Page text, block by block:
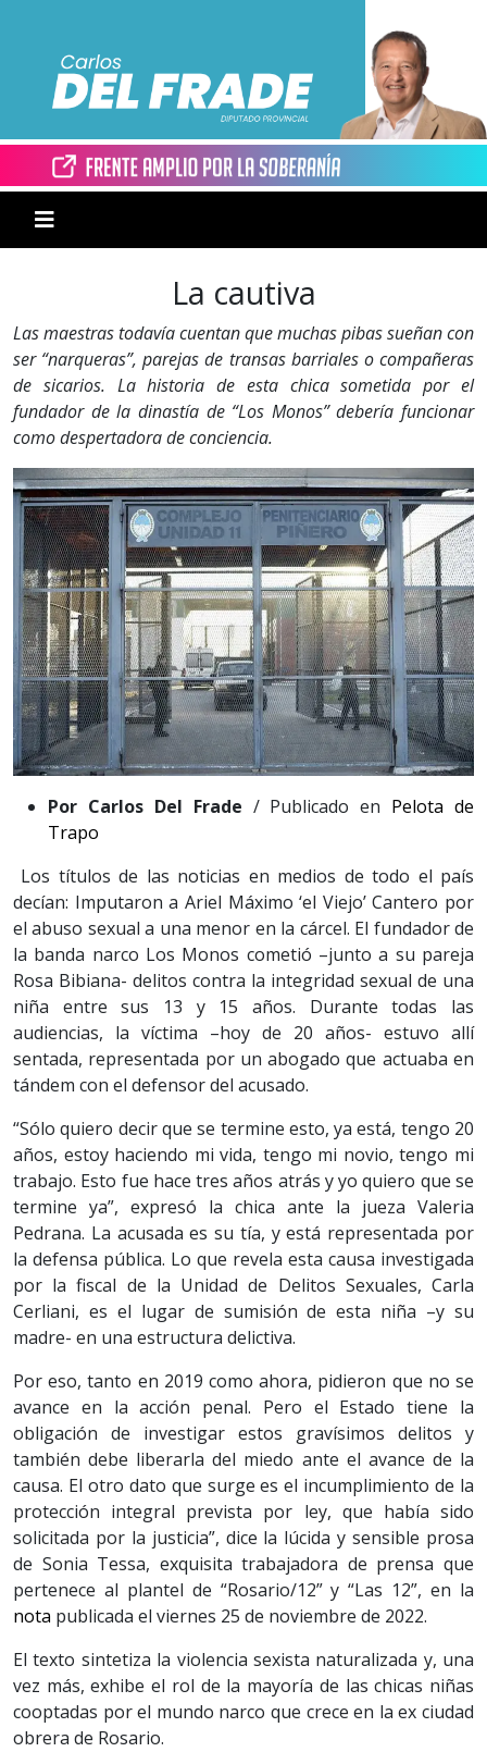
La cautiva
Las maestras todavía cuentan que muchas pibas sueñan con
ser “narqueras”, parejas de transas barriales o compañeras
de sicarios. La historia de esta chica sometida por el
fundador de la dinastía de “Los Monos” debería funcionar
como despertadora de conciencia.
Por Carlos Del Frade / Publicado en Pelota de
Trapo
Los títulos de las noticias en medios de todo el país
decían: Imputaron a Ariel Máximo ‘el Viejo’ Cantero por
el abuso sexual a una menor en la cárcel. El fundador de
la banda narco Los Monos cometió –junto a su pareja
Rosa Bibiana- delitos contra la integridad sexual de una
niña entre sus 13 y 15 años. Durante todas las
audiencias, la víctima –hoy de 20 años- estuvo allí
sentada, representada por un abogado que actuaba en
tándem con el defensor del acusado.
“Sólo quiero decir que se termine esto, ya está, tengo 20
años, estoy haciendo mi vida, tengo mi novio, tengo mi
trabajo. Esto fue hace tres años atrás y yo quiero que se
termine ya”, expresó la chica ante la jueza Valeria
Pedrana. La acusada es su tía, y está representada por
la defensa pública. Lo que revela esta causa investigada
por la fiscal de la Unidad de Delitos Sexuales, Carla
Cerliani, es el lugar de sumisión de esta niña –y su
madre- en una estructura delictiva.
Por eso, tanto en 2019 como ahora, pidieron que no se
avance en la acción penal. Pero el Estado tiene la
obligación de investigar estos gravísimos delitos y
también debe liberarla del miedo ante el avance de la
causa. El otro dato que surge es el incumplimiento de la
protección integral prevista por ley, que había sido
solicitada por la justicia”, dice la lúcida y sensible prosa
de Sonia Tessa, exquisita trabajadora de prensa que
pertenece al plantel de “Rosario/12” y “Las 12”, en la
nota publicada el viernes 25 de noviembre de 2022.
El texto sintetiza la violencia sexista naturalizada y, una
vez más, exhibe el rol de la mayoría de las chicas niñas
cooptadas por el mundo narco que crece en la ex ciudad
obrera de Rosario.